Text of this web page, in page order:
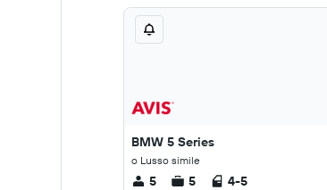
BMW 5 Series
o Lusso simile
5 5 4-5